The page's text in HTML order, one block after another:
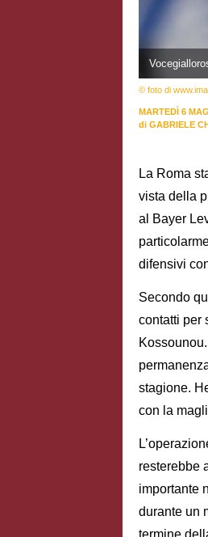
© foto di
MARTEDÌ 6
di GABRIELE
La Roma
vista della
al Bayer
difensivi
Secondo
contatti per
stagione.
con la
resterebbe
importante
durante un
termine